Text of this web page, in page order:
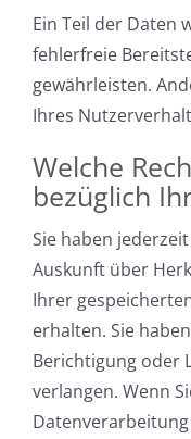
Ein Teil der Daten
fehlerfreie
gewährleisten.
Ihres
Welche
bezüglich
Sie haben
Auskunft über
Ihrer
erhalten. Sie
Berichtigung oder
verlangen. Wenn